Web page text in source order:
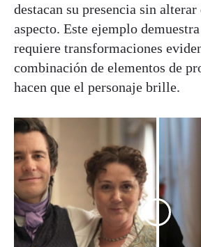
destacan su presencia sin
aspecto. Este ejemplo
requiere transformaciones
combinación de elementos de
hacen que el personaje brille.